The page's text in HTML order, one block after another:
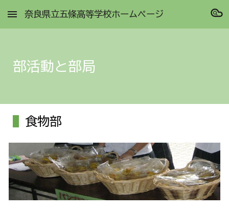
Skip to main content Skip to navigation
奈良県立五條高等学校ホームページ
部活動と部局
食物部